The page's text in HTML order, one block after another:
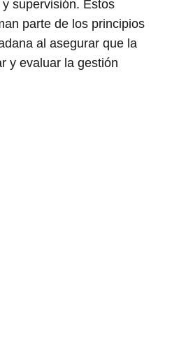
supervisión. Estos
parte de los principios
al asegurar que la
y evaluar la gestión